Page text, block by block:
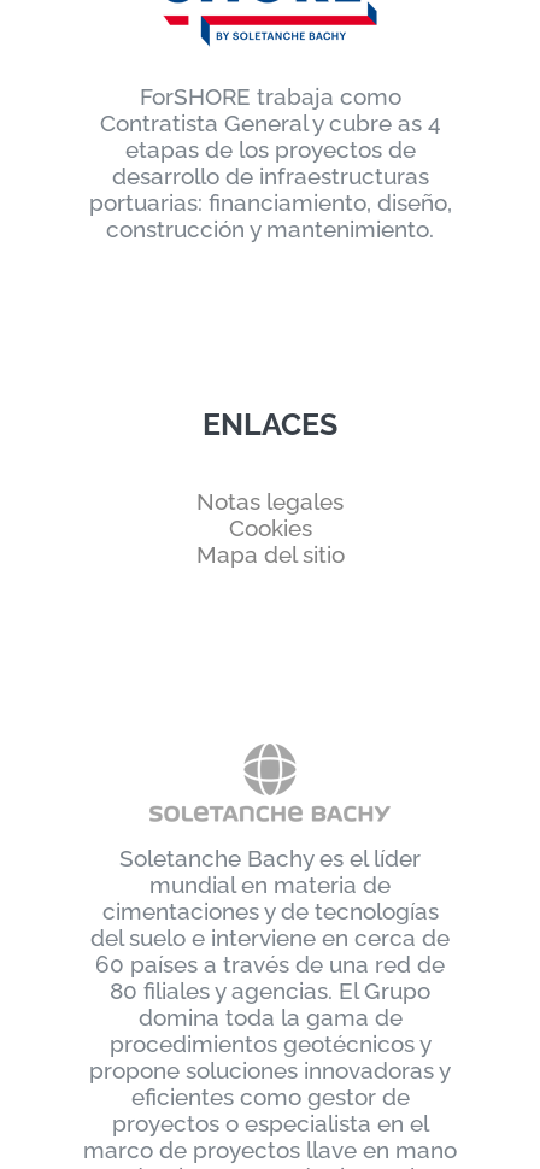
ForSHORE trabaja como
Contratista General y cubre as 4
etapas de los proyectos de
desarrollo de infraestructuras
portuarias: financiamiento, diseño,
construcción y mantenimiento.
ENLACES
Notas legales
Cookies
Mapa del sitio
Soletanche Bachy es el líder
mundial en materia de
cimentaciones y de tecnologías
del suelo e interviene en cerca de
60 países a través de una red de
80 filiales y agencias. El Grupo
domina toda la gama de
procedimientos geotécnicos y
propone soluciones innovadoras y
eficientes como gestor de
proyectos o especialista en el
marco de proyectos llave en mano